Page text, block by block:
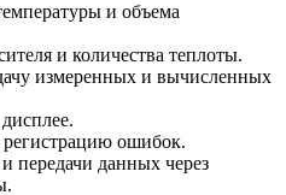
и объема
и количества теплоты.
измеренных и вычисленных
ошибок.
передачи данных через